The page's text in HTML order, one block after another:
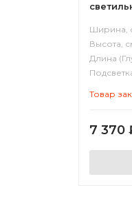
Ширина,
Высота,
Длина
Товар
7 370